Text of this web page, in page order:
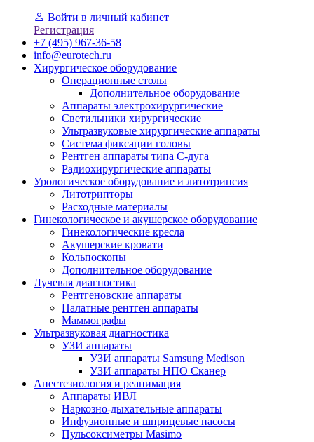
Войти в личный кабинет
Регистрация
+7 (495) 967-36-58
info@eurotech.ru
Хирургическое оборудование
Операционные столы
Дополнительное оборудование
Аппараты электрохирургические
Светильники хирургические
Ультразвуковые хирургические аппараты
Система фиксации головы
Рентген аппараты типа С-дуга
Радиохирургические аппараты
Урологическое оборудование и литотрипсия
Литотрипторы
Расходные материалы
Гинекологическое и акушерское оборудование
Гинекологические кресла
Акушерские кровати
Кольпоскопы
Дополнительное оборудование
Лучевая диагностика
Рентгеновские аппараты
Палатные рентген аппараты
Маммографы
Ультразвуковая диагностика
УЗИ аппараты
УЗИ аппараты Samsung Medison
УЗИ аппараты НПО Сканер
Анестезиология и реанимация
Аппараты ИВЛ
Наркозно-дыхательные аппараты
Инфузионные и шприцевые насосы
Пульсоксиметры Masimo